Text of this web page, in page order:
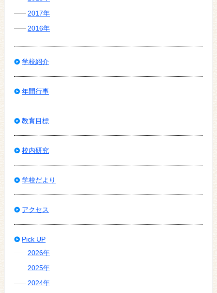
2017年
2016年
学校紹介
年間行事
教育目標
校内研究
学校だより
アクセス
Pick UP
2026年
2025年
2024年